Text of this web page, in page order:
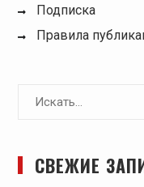
Подписка
Правила
Поиск
СВЕЖИЕ